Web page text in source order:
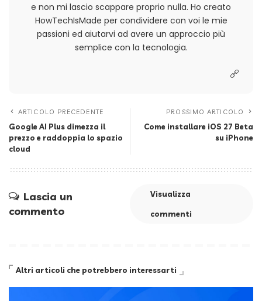
e non mi lascio scappare proprio nulla. Ho creato
HowTechIsMade per condividere con voi le mie
passioni ed aiutarvi ad avere un approccio più
semplice con la tecnologia.
ARTICOLO PRECEDENTE
Google AI Plus dimezza il
prezzo e raddoppia lo spazio
cloud
PROSSIMO ARTICOLO
Come installare iOS 27 Beta
su iPhone
Lascia un
commento
Visualizza
commenti
Altri articoli che potrebbero interessarti